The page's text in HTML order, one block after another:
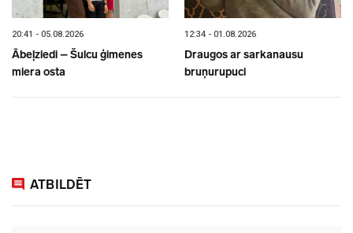
20:41 - 05.08.2026
Ābeļziedi – Šulcu ģimenes
miera osta
12:34 - 01.08.2026
Draugos ar sarkanausu
bruņurupuci
ATBILDĒT